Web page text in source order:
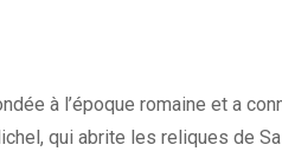
à l’époque romaine et a
qui abrite les reliques de